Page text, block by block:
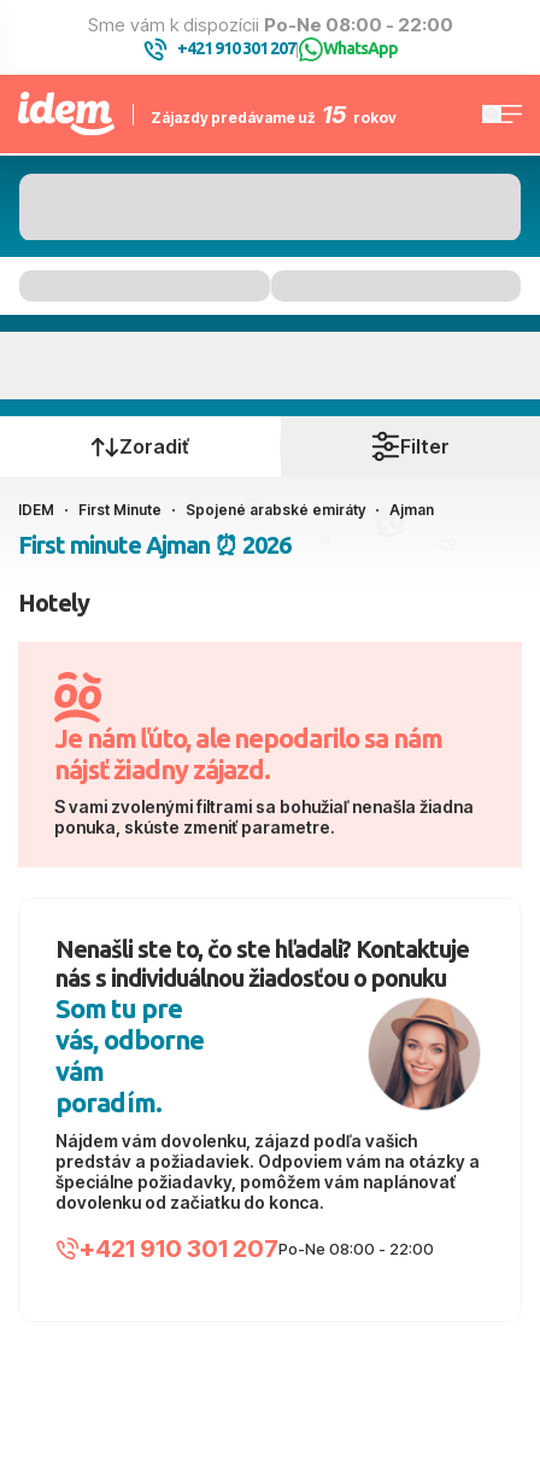
Sme vám k dispozícii Po-Ne 08:00 - 22:00
+421 910 301 207| WhatsApp
Zájazdy predávame už 15 rokov
Kedy cestujete?
Ako cestujete?
2 dospelí, 0 deti
Zoradiť Filter
IDEM First Minute Spojené arabské emiráty Ajman
First minute Ajman ⏰ 2026
Hotely
Je nám ľúto, ale nepodarilo sa nám
nájsť žiadny zájazd.
S vami zvolenými filtrami sa bohužiaľ nenašla žiadna
ponuka, skúste zmeniť parametre.
Nenašli ste to, čo ste hľadali? Kontaktuje
nás s individuálnou žiadosťou o ponuku
Som tu pre
vás, odborne
vám
poradím.
Nájdem vám dovolenku, zájazd podľa vašich
predstáv a požiadaviek. Odpoviem vám na otázky a
špeciálne požiadavky, pomôžem vám naplánovať
dovolenku od začiatku do konca.
+421 910 301 207Po-Ne 08:00 - 22:00